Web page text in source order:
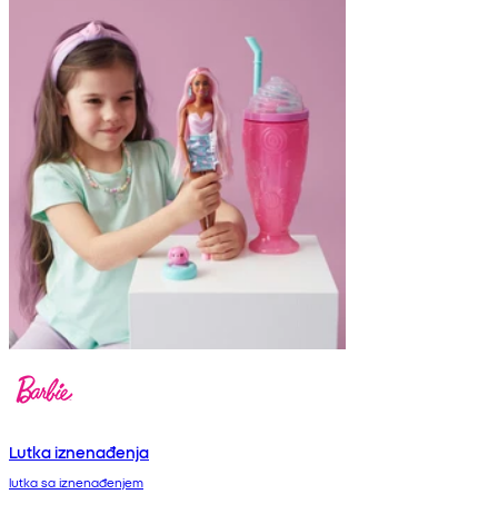
Lutka iznenađenja
lutka sa iznenađenjem